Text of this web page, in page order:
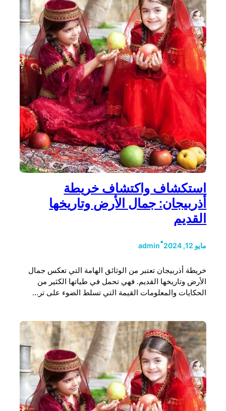
استكشاف واكتشاف خريطة
أذربيجان: جمال الأرض وتاريخها
القديم
مايو 12, 2024 •
admin
خريطة أذربيجان تعتبر من الوثائق الهامة التي تعكس جمال
الأرض وتاريخها القديم. فهي تحمل في طياتها الكثير من
الحكايات والمعلومات القيمة التي تسلط الضوء على تر…